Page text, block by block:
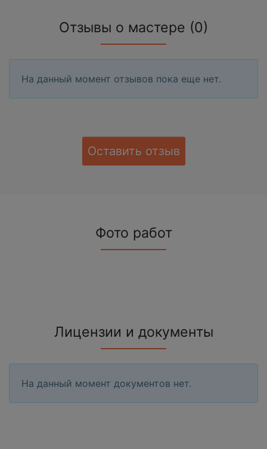
Отзывы о мастере (0)
На данный момент отзывов пока еще нет.
Оставить отзыв
Фото работ
Лицензии и документы
На данный момент документов нет.